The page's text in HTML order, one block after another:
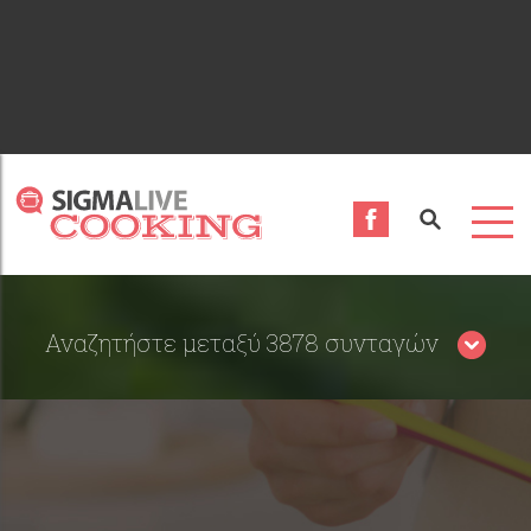
Αναζητήστε μεταξύ 3878 συνταγών
Περιορίστε τα αποτελέσματα αναζήτησης επιλέγοντας